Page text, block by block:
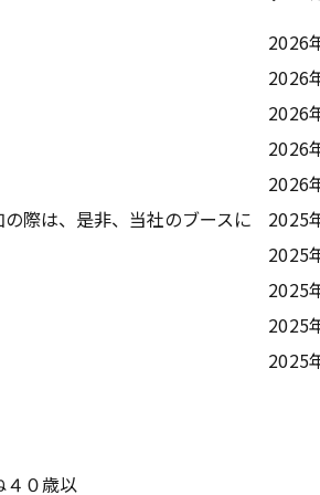
際は、是非、当社のブースに
４０歳以
2026
2026
2026
2026
2026
2025
2025
2025
2025
2025